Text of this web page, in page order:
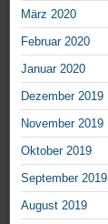
März 2020
Februar 2020
Januar 2020
Dezember 2019
November 2019
Oktober 2019
September 2019
August 2019